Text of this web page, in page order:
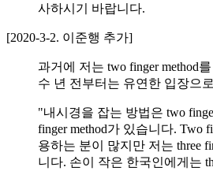
사하시기 바랍니다.
[2020-3-2. 이준행 추가]
과거에 저는 two finger method
수 년 전부터는 유연한 입장으
"내시경을 잡는 방법은 two
finger method가 있습니다. Two
용하는 분이 많지만 저는 three
니다. 손이 작은 한국인에게는